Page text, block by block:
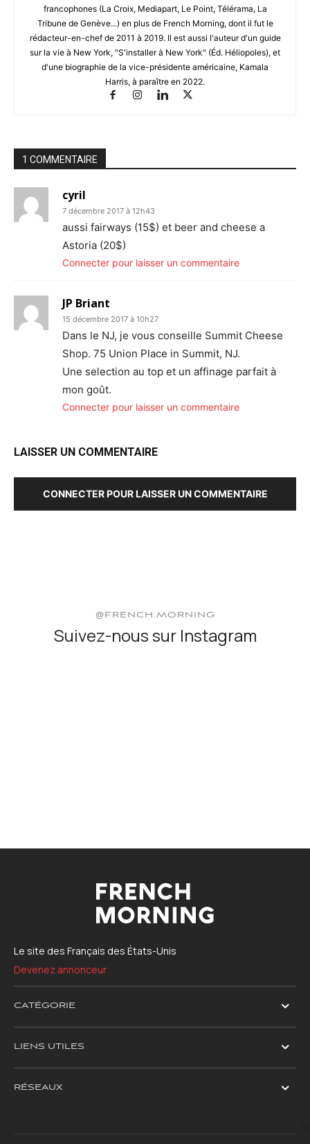
francophones (La Croix, Mediapart, Le Point, Télérama, La
Tribune de Genève...) en plus de French Morning, dont il fut le
rédacteur-en-chef de 2011 à 2019. Il est aussi l'auteur d'un guide
sur la vie à New York, "S'installer à New York" (Éd. Héliopoles), et
d'une biographie de la vice-présidente américaine, Kamala
Harris, à paraître en 2022.
1 COMMENTAIRE
cyril
7 décembre 2017 à 12h43
aussi fairways (15$) et beer and cheese a
Astoria (20$)
Connecter pour laisser un commentaire
JP Briant
15 décembre 2017 à 10h27
Dans le NJ, je vous conseille Summit Cheese
Shop. 75 Union Place in Summit, NJ.
Une selection au top et un affinage parfait à
mon goût.
Connecter pour laisser un commentaire
LAISSER UN COMMENTAIRE
CONNECTER POUR LAISSER UN COMMENTAIRE
@FRENCH.MORNING
Suivez-nous sur Instagram
Le site des Français des États-Unis
Devenez annonceur
CATÉGORIE
LIENS UTILES
RÉSEAUX